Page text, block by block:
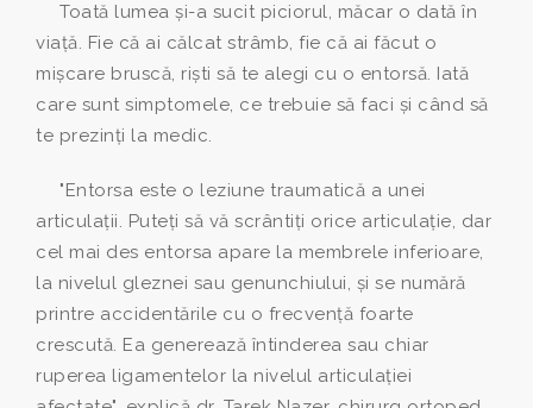
Toată lumea şi-a sucit piciorul, măcar o dată în
viaţă. Fie că ai călcat strâmb, fie că ai făcut o
mişcare bruscă, rişti să te alegi cu o entorsă. Iată
care sunt simptomele, ce trebuie să faci şi când să
te prezinţi la medic.
"Entorsa este o leziune traumatică a unei
articulaţii. Puteţi să vă scrântiţi orice articulaţie, dar
cel mai des entorsa apare la membrele inferioare,
la nivelul gleznei sau genunchiului, şi se numără
printre accidentările cu o frecvenţă foarte
crescută. Ea generează întinderea sau chiar
ruperea ligamentelor la nivelul articulaţiei